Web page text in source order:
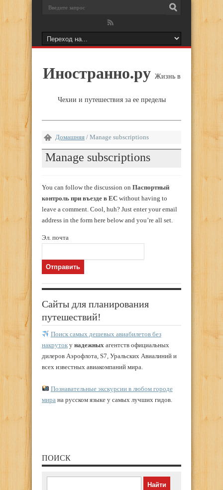
Иностранно.ру Жизнь в
Чехии и путешествия за ее пределы
Домашняя / Manage subscriptions
Manage subscriptions
You can follow the discussion on Паспортный
контроль при въезде в ЕС without having to
leave a comment. Cool, huh? Just enter your email
address in the form here below and you’re all set.
Эл. почта
Сайты для планирования
путешествий!
Поиск самых дешевых авиабилетов без
накруток у надежных агентств официальных
дилеров Аэрофлота, S7, Уральских Авиалиний и
всех известных авиакомпаний мира.
Познавательные экскурсии в любом городе
мира на русском языке у самых лучших гидов.
ПОИСК